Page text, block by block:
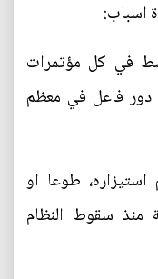
اسباب:
في كل مؤتمرات
دور فاعل في معظم
طوعا او
منذ سقوط النظام